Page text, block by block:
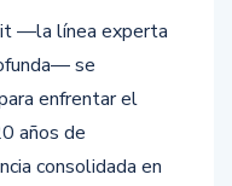
—la línea experta
se
enfrentar el
años de
consolidada en